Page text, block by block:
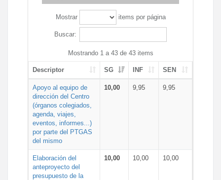
Mostrar items por página
Buscar:
Mostrando 1 a 43 de 43 items
Descriptor SG INF SEN
Apoyo al equipo de
dirección del Centro
(órganos colegiados,
agenda, viajes,
eventos, informes...)
por parte del PTGAS
del mismo
10,00 9,95 9,95
Elaboración del
anteproyecto del
presupuesto de la
10,00 10,00 10,00